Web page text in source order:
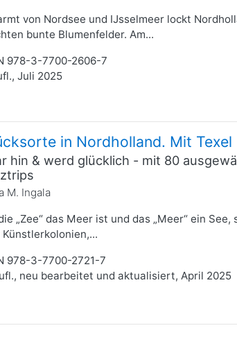
von Nordsee und IJsselmeer lockt
bunte Blumenfelder. Am...
978-3-7700-2606-7
Juli 2025
in Nordholland. Mit Texel
hin & werd glücklich - mit 80
M. Ingala
„Zee“ das Meer ist und das „Meer“ ein
978-3-7700-2721-7
neu bearbeitet und aktualisiert, April 2025